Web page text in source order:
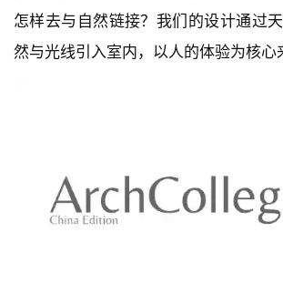
怎样去与自然链接？我们的设计通过
然与光线引入室内，以人的体验为核心